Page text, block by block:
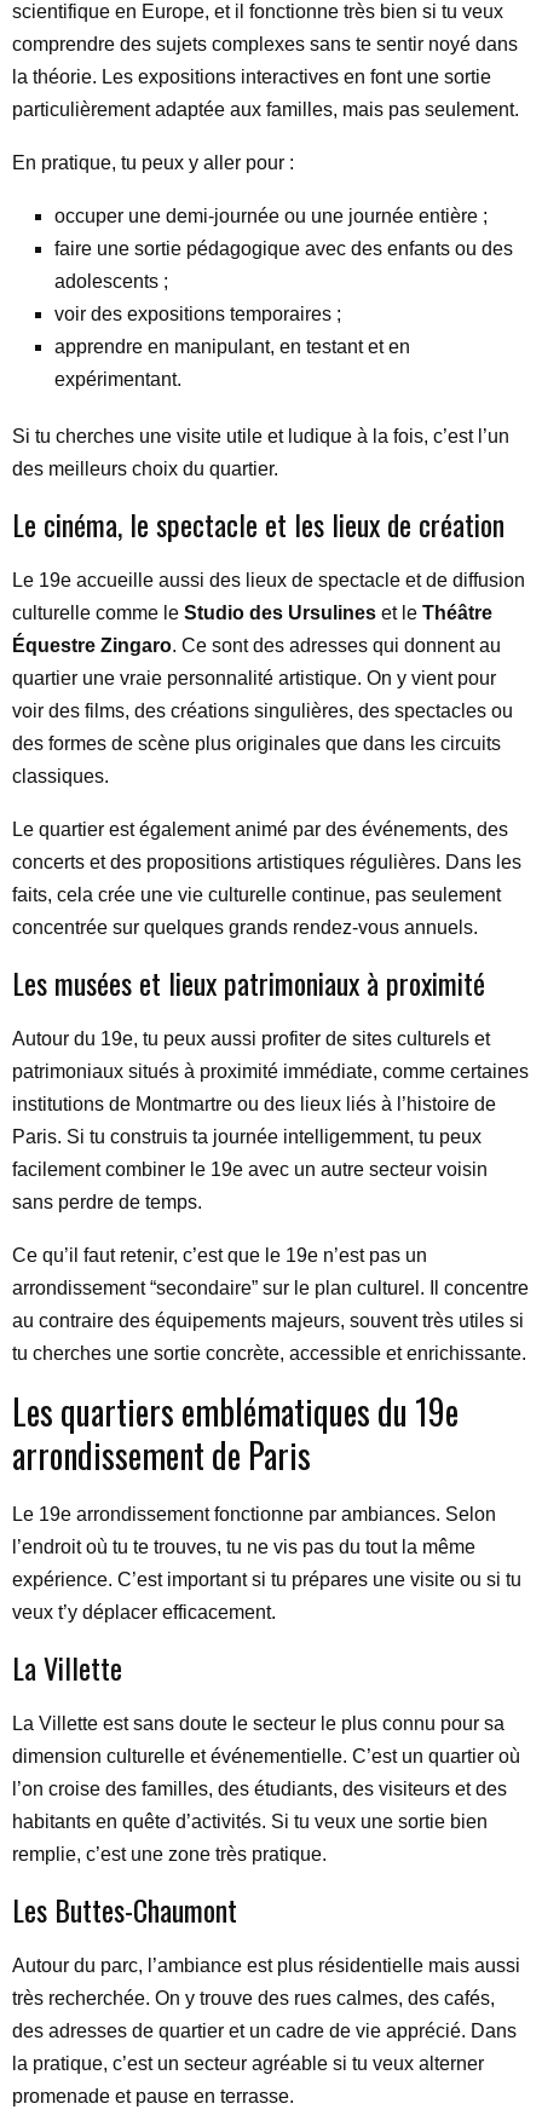
scientifique en Europe, et il fonctionne très bien si tu veux
comprendre des sujets complexes sans te sentir noyé dans
la théorie. Les expositions interactives en font une sortie
particulièrement adaptée aux familles, mais pas seulement.
En pratique, tu peux y aller pour :
occuper une demi-journée ou une journée entière ;
faire une sortie pédagogique avec des enfants ou des
adolescents ;
voir des expositions temporaires ;
apprendre en manipulant, en testant et en
expérimentant.
Si tu cherches une visite utile et ludique à la fois, c’est l’un
des meilleurs choix du quartier.
Le cinéma, le spectacle et les lieux de création
Le 19e accueille aussi des lieux de spectacle et de diffusion
culturelle comme le Studio des Ursulines et le Théâtre
Équestre Zingaro. Ce sont des adresses qui donnent au
quartier une vraie personnalité artistique. On y vient pour
voir des films, des créations singulières, des spectacles ou
des formes de scène plus originales que dans les circuits
classiques.
Le quartier est également animé par des événements, des
concerts et des propositions artistiques régulières. Dans les
faits, cela crée une vie culturelle continue, pas seulement
concentrée sur quelques grands rendez-vous annuels.
Les musées et lieux patrimoniaux à proximité
Autour du 19e, tu peux aussi profiter de sites culturels et
patrimoniaux situés à proximité immédiate, comme certaines
institutions de Montmartre ou des lieux liés à l’histoire de
Paris. Si tu construis ta journée intelligemment, tu peux
facilement combiner le 19e avec un autre secteur voisin
sans perdre de temps.
Ce qu’il faut retenir, c’est que le 19e n’est pas un
arrondissement “secondaire” sur le plan culturel. Il concentre
au contraire des équipements majeurs, souvent très utiles si
tu cherches une sortie concrète, accessible et enrichissante.
Les quartiers emblématiques du 19e
arrondissement de Paris
Le 19e arrondissement fonctionne par ambiances. Selon
l’endroit où tu te trouves, tu ne vis pas du tout la même
expérience. C’est important si tu prépares une visite ou si tu
veux t’y déplacer efficacement.
La Villette
La Villette est sans doute le secteur le plus connu pour sa
dimension culturelle et événementielle. C’est un quartier où
l’on croise des familles, des étudiants, des visiteurs et des
habitants en quête d’activités. Si tu veux une sortie bien
remplie, c’est une zone très pratique.
Les Buttes-Chaumont
Autour du parc, l’ambiance est plus résidentielle mais aussi
très recherchée. On y trouve des rues calmes, des cafés,
des adresses de quartier et un cadre de vie apprécié. Dans
la pratique, c’est un secteur agréable si tu veux alterner
promenade et pause en terrasse.